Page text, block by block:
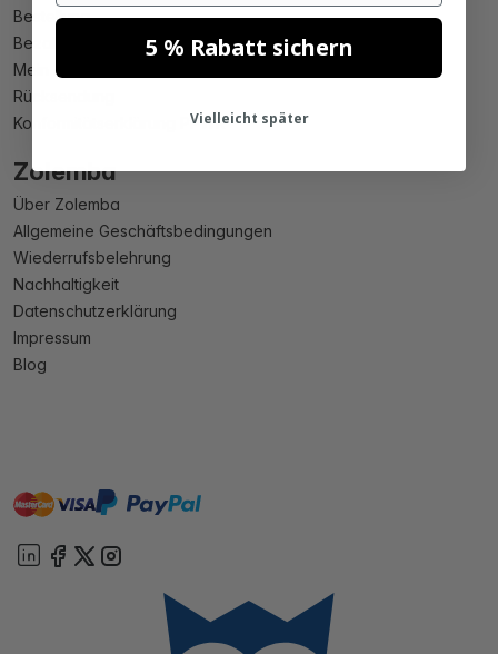
Bestellung
Bezahlung
Mein Account
Rücksendung
Konformitätserklärung PPWR
Zolemba
Über Zolemba
Allgemeine Geschäftsbedingungen
Wiederrufsbelehrung
Nachhaltigkeit
Datenschutzerklärung
Impressum
Blog
mastervisa paypal
5 % Rabatt sichern
Vielleicht später